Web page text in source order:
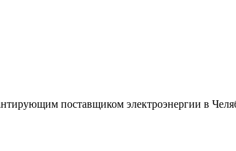
поставщиком электроэнергии в